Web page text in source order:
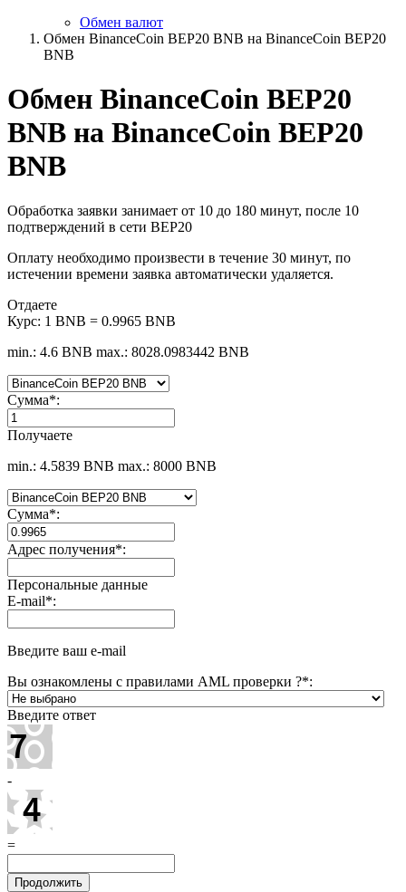
Обмен валют
Обмен BinanceCoin BEP20 BNB на BinanceCoin BEP20
BNB
Обмен BinanceCoin BEP20
BNB на BinanceCoin BEP20
BNB
Обработка заявки занимает от 10 до 180 минут, после 10
подтверждений в сети BEP20
Оплату необходимо произвести в течение 30 минут, по
истечении времени заявка автоматически удаляется.
Отдаете
Курс: 1 BNB = 0.9965 BNB
min.: 4.6 BNB max.: 8028.0983442 BNB
Сумма*:
Получаете
min.: 4.5839 BNB max.: 8000 BNB
Сумма*:
Адрес получения*:
Персональные данные
E-mail*:
Введите ваш e-mail
Вы ознакомлены с правилами AML проверки ?*:
Введите ответ
-
=